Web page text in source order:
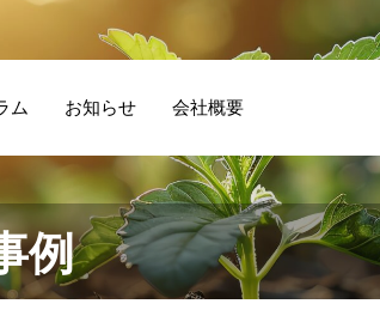
ム お知らせ 会社概要
飲食店のコミュニ
外国人労働者に選
例